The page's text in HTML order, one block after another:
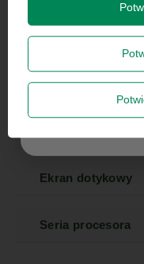
matrycy
Model
Ekran dotykowy
Seria procesora